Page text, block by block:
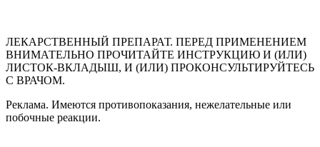
ЛЕКАРСТВЕННЫЙ ПРЕПАРАТ. ПЕРЕД ПРИМЕНЕНИЕМ
ВНИМАТЕЛЬНО ПРОЧИТАЙТЕ ИНСТРУКЦИЮ И (ИЛИ)
ЛИСТОК-ВКЛАДЫШ, И (ИЛИ) ПРОКОНСУЛЬТИРУЙТЕСЬ
С ВРАЧОМ.
Реклама. Имеются противопоказания, нежелательные или
побочные реакции.